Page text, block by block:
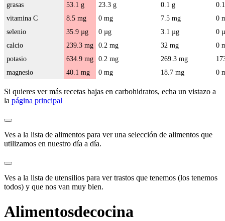
grasas
vitamina C
selenio
calcio
potasio
magnesio
53.1 g
8.5 mg
35.9 µg
239.3 mg
634.9 mg
40.1 mg
23.3 g
0 mg
0 µg
0.2 mg
0.2 mg
0 mg
0.1 g
7.5 mg
3.1 µg
32 mg
269.3 mg
18.7 mg
0
0
0
0
Si quieres ver más recetas bajas en carbohidratos, echa un vistazo a
la página principal
Ves a la lista de alimentos para ver una selección de alimentos que
utilizamos en nuestro día a día.
Ves a la lista de utensilios para ver trastos que tenemos (los tenemos
todos) y que nos van muy bien.
Alimentosdecocina